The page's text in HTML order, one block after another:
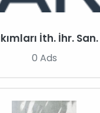
İth. İhr.
0 Ads